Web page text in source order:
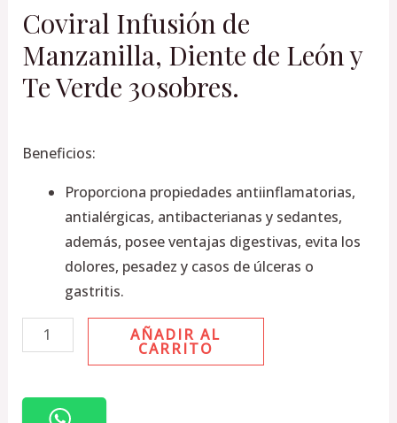
Coviral Infusión de
Manzanilla, Diente de León y
Te Verde 30sobres.
Beneficios:
Proporciona propiedades antiinflamatorias,
antialérgicas, antibacterianas y sedantes,
además, posee ventajas digestivas, evita los
dolores, pesadez y casos de úlceras o
gastritis.
Diente
de
León
y
30sobres.
cantidad
AÑADIR AL
CARRITO